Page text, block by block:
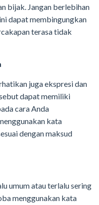
bijak. Jangan berlebihan
dapat membingungkan
terasa tidak
juga ekspresi dan
dapat memiliki
cara Anda
kata
dengan maksud
umum atau terlalu sering
menggunakan kata